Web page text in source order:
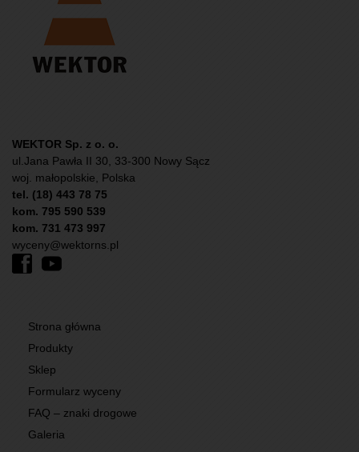
WEKTOR Sp. z o. o.
ul.Jana Pawła II 30, 33-300 Nowy Sącz
woj. małopolskie, Polska
tel. (18) 443 78 75
kom. 795 590 539
kom. 731 473 997
wyceny@wektorns.pl
Strona główna
Produkty
Sklep
Formularz wyceny
FAQ – znaki drogowe
Galeria